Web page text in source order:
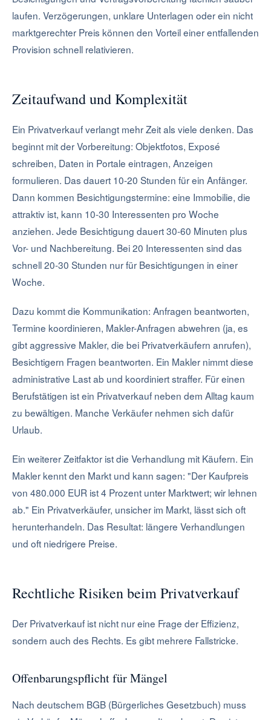
laufen. Verzögerungen, unklare Unterlagen oder ein nicht
marktgerechter Preis können den Vorteil einer entfallenden
Provision schnell relativieren.
Zeitaufwand und Komplexität
Ein Privatverkauf verlangt mehr Zeit als viele denken. Das
beginnt mit der Vorbereitung: Objektfotos, Exposé
schreiben, Daten in Portale eintragen, Anzeigen
formulieren. Das dauert 10-20 Stunden für ein Anfänger.
Dann kommen Besichtigungstermine: eine Immobilie, die
attraktiv ist, kann 10-30 Interessenten pro Woche
anziehen. Jede Besichtigung dauert 30-60 Minuten plus
Vor- und Nachbereitung. Bei 20 Interessenten sind das
schnell 20-30 Stunden nur für Besichtigungen in einer
Woche.
Dazu kommt die Kommunikation: Anfragen beantworten,
Termine koordinieren, Makler-Anfragen abwehren (ja, es
gibt aggressive Makler, die bei Privatverkäufern anrufen),
Besichtigern Fragen beantworten. Ein Makler nimmt diese
administrative Last ab und koordiniert straffer. Für einen
Berufstätigen ist ein Privatverkauf neben dem Alltag kaum
zu bewältigen. Manche Verkäufer nehmen sich dafür
Urlaub.
Ein weiterer Zeitfaktor ist die Verhandlung mit Käufern. Ein
Makler kennt den Markt und kann sagen: "Der Kaufpreis
von 480.000 EUR ist 4 Prozent unter Marktwert; wir lehnen
ab." Ein Privatverkäufer, unsicher im Markt, lässt sich oft
herunterhandeln. Das Resultat: längere Verhandlungen
und oft niedrigere Preise.
Rechtliche Risiken beim Privatverkauf
Der Privatverkauf ist nicht nur eine Frage der Effizienz,
sondern auch des Rechts. Es gibt mehrere Fallstricke.
Offenbarungspflicht für Mängel
Nach deutschem BGB (Bürgerliches Gesetzbuch) muss